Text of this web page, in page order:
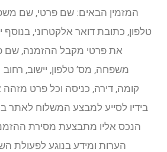
המזמין הבאים: שם פרטי, שם
טלפון, כתובת דואר אלקטרוני, בנוסף
את פרטי מקבל ההזמנה, שם
משפחה, מס’ טלפון, יישוב,
קומה, דירה, כניסה וכל פרט
בידיו לסייע למבצע המשלוח לאתר
הנכס אליו מתבצעת מסירת
הערות ומידע בנוגע לפעולת